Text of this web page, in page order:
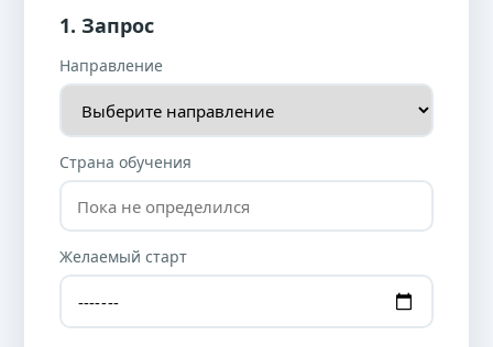
1. Запрос
Направление
Страна обучения
Желаемый старт